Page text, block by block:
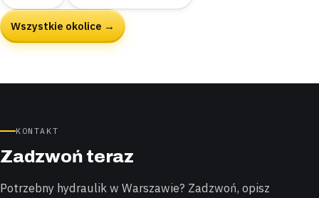
Wszystkie okolice →
KONTAKT
Zadzwoń teraz
Potrzebny hydraulik w Warszawie? Zadzwoń, opisz